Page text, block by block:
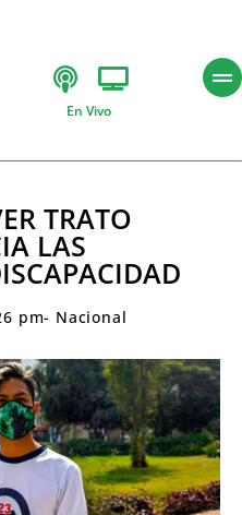
En Vivo
TRATO
LAS
pm- Nacional